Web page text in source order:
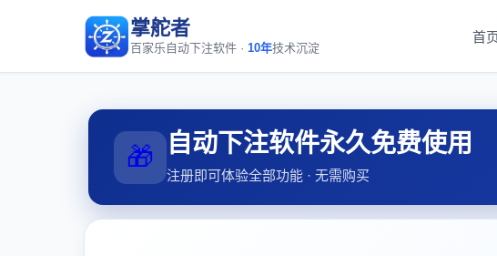
掌舵者
百家乐自动下注软件 · 10年技术沉淀
首
🎁 自动下注软件永久免费使用
注册即可体验全部功能 · 无需购买